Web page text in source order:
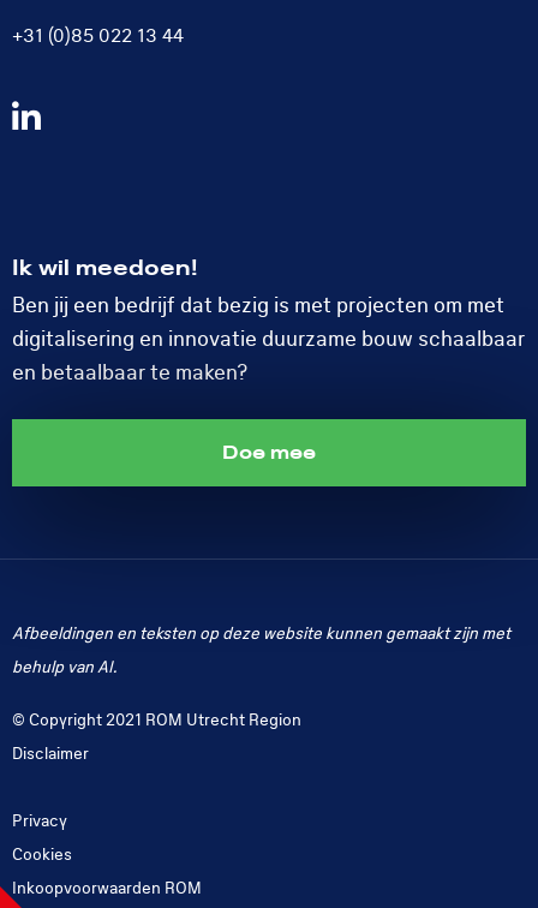
+31 (0)85 022 13 44
Volg
Ik wil meedoen!
Ben jij een bedrijf dat bezig is met projecten om met
digitalisering en innovatie duurzame bouw schaalbaar
en betaalbaar te maken?
Doe mee
Afbeeldingen en teksten op deze website kunnen gemaakt zijn met
behulp van AI.
© Copyright 2021 ROM Utrecht Region
Disclaimer
Privacy
Cookies
Inkoopvoorwaarden ROM